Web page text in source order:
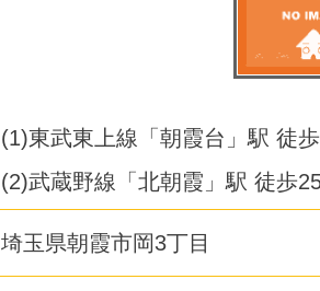
(1)東武東上線「朝霞台」駅 徒
(2)武蔵野線「北朝霞」駅 徒歩
埼玉県朝霞市岡3丁目